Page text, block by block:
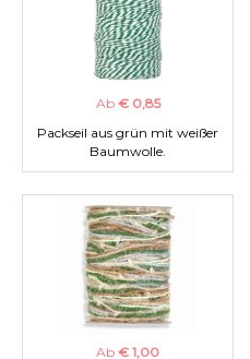
Ab € 0,85
Packseil aus grün mit weißer
Baumwolle.
Ab € 1,00